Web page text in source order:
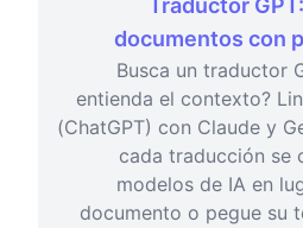
Traductor
documentos con
¿Busca un traductor
entienda el contexto?
(ChatGPT) con Claude y
cada traducción se
modelos de IA en
documento o pegue su